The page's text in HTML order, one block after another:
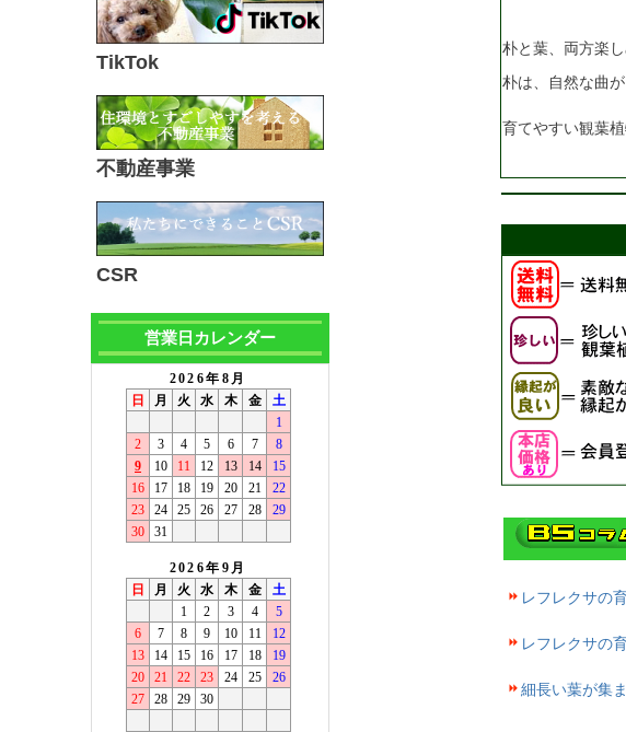
TikTok
不動産事業
CSR
営業日カレンダー
朴と葉、両方楽
朴は、自然な曲
育てやすい観葉
レフレクサの
レフレクサの
細長い葉が集